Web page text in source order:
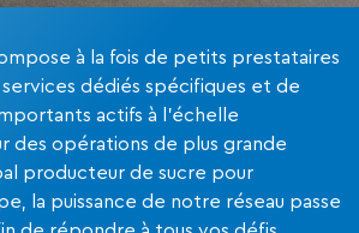
à la fois de petits prestataires
dédiés spécifiques et de
actifs à l’échelle
des opérations de plus grande
producteur de sucre pour
la puissance de notre réseau passe